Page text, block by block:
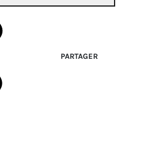
PARTAGER